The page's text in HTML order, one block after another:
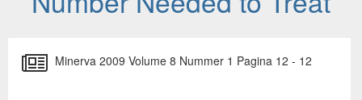
Minerva 2009 Volume 8 Nummer 1 Pagina 12 - 12